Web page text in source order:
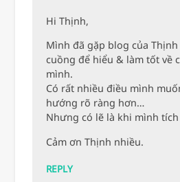
Hi Thịnh,
Mình đã gặp blog của
cuồng để hiểu & làm tốt về
mình.
Có rất nhiều điều mình
hướng rõ ràng hơn…
Nhưng có lẽ là khi mình
Cảm ơn Thịnh nhiều.
REPLY